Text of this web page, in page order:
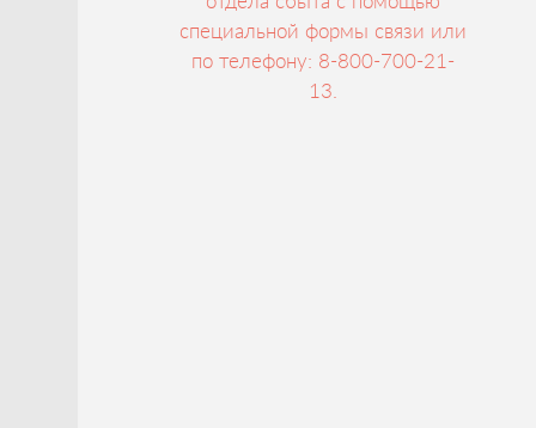
специальной формы связи или
по телефону: 8-800-700-21-
13.